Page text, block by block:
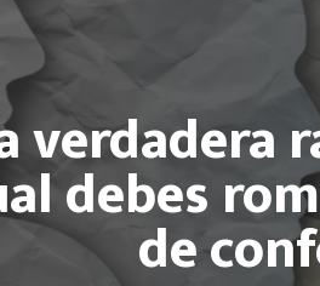
verdadera
debes
de